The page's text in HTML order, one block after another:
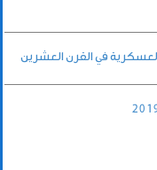
في القرن العشرين